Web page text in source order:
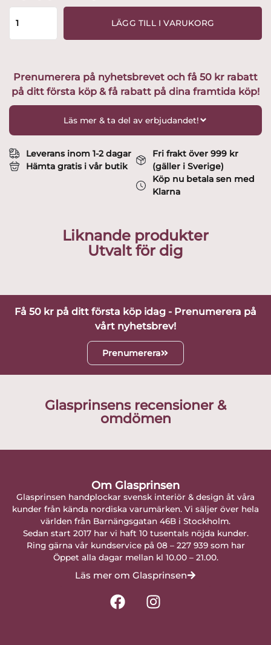
-
Nobel
Soppskål
Guld
dekor
LÄGG TILL I VARUKORG
Prenumerera på nyhetsbrevet och få 50 kr rabatt
på ditt första köp & få rabatt på dina framtida köp!
Läs mer & ta del av erbjudandet!
Leverans inom 1-2 dagar
Hämta gratis i vår butik
Fri frakt över 999 kr
(gäller i Sverige)
Köp nu betala sen med
Klarna
Liknande produkter
Utvalt för dig
Få 50 kr på ditt första köp idag - Prenumerera på
vårt nyhetsbrev!
Prenumerera
Glasprinsens recensioner &
omdömen
Om Glasprinsen
Glasprinsen handplockar svensk interiör & design åt våra
kunder från kända nordiska varumärken. Vi säljer över hela
världen från Barnängsgatan 46B i Stockholm.
Sedan start 2017 har vi haft 10 tusentals nöjda kunder.
Ring gärna vår kundservice på 08 – 227 939 som har
Öppet alla dagar mellan kl 10.00 – 21.00.
Läs mer om Glasprinsen
F
a
I
n